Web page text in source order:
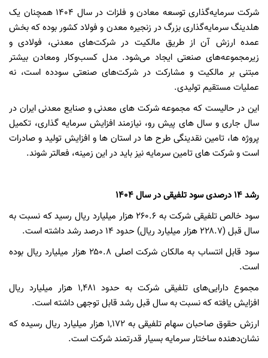
شرکت سرمایه‌گذاری توسعه معادن و فلزات در سال ۱۴۰۴ همچنان یک
هلدینگ سرمایه‌گذاری بزرگ در زنجیره معدن و فولاد کشور بوده که بخش
عمده ارزش آن از طریق مالکیت در شرکت‌های معدنی، فولادی و
زیرمجموعه‌های صنعتی ایجاد می‌شود. مدل کسب‌وکار ومعادن بیشتر
مبتنی بر مالکیت و مشارکت در شرکت‌های صنعتی سودده است، نه
عملیات مستقیم تولیدی.
این در حالیست که مجموعه شرکت های معدنی و صنایع معدنی ایران در
سال جاری و سال های پیش رو، نیازمند افزایش سرمایه گذاری، تکمیل
پروژه ها، تامین نقدینگی طرح ها در استان ها و افزایش تولید و صادرات
است و شرکت های تامین سرمایه نیز باید در این زمینه، فعالتر شوند.
رشد 14 درصدی سود تلفیقی در سال
۱۴۰۴
سود خالص تلفیقی شرکت به ۲۶۰.۶ هزار میلیارد ریال رسید که نسبت به
سال قبل (۲۲۸.۷ هزار میلیارد ریال) حدود ۱۴ درصد رشد داشته است.
سود قابل انتساب به مالکان شرکت اصلی ۲۵۰.۸ هزار میلیارد ریال بوده
است.
مجموع دارایی‌های تلفیقی شرکت به حدود ۱,۴۸۱ هزار میلیارد ریال
افزایش یافته که نسبت به سال قبل رشد قابل توجهی داشته است.
ارزش حقوق صاحبان سهام تلفیقی به ۱,۱۷۲ هزار میلیارد ریال رسیده که
نشان‌دهنده ساختار سرمایه بسیار قدرتمند شرکت است.